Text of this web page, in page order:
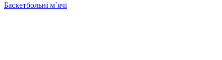
Баскетбольні м`ячі